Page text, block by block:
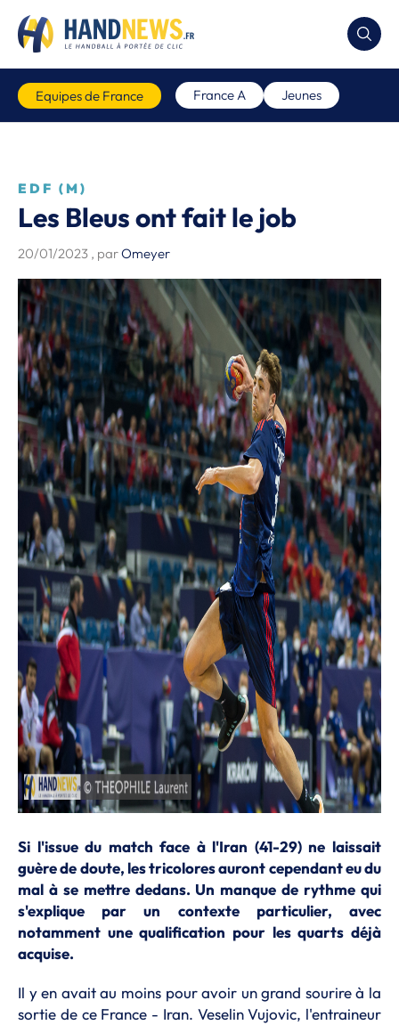
Equipes de France France A Jeunes
EDF (M)
Les Bleus ont fait le job
20/01/2023 , parOmeyer
Si l'issue du match face à l'Iran (41-29) ne laissait
guère de doute, les tricolores auront cependant eu du
mal à se mettre dedans. Un manque de rythme qui
s'explique par un contexte particulier, avec
notamment une qualification pour les quarts déjà
acquise.
Il y en avait au moins pour avoir un grand sourire à la
sortie de ce France - Iran. Veselin Vujovic, l'entraineur